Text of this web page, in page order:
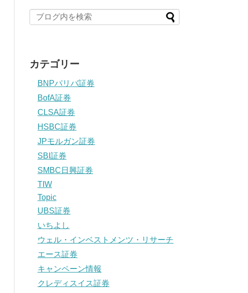
カテゴリー
BNPパリバ証券
BofA証券
CLSA証券
HSBC証券
JPモルガン証券
SBI証券
SMBC日興証券
TIW
Topic
UBS証券
いちよし
ウェル・インベストメンツ・リサーチ
エース証券
キャンペーン情報
クレディスイス証券